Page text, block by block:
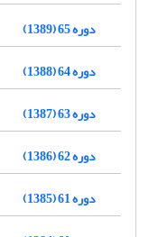
دوره 65 (1389)
دوره 64 (1388)
دوره 63 (1387)
دوره 62 (1386)
دوره 61 (1385)